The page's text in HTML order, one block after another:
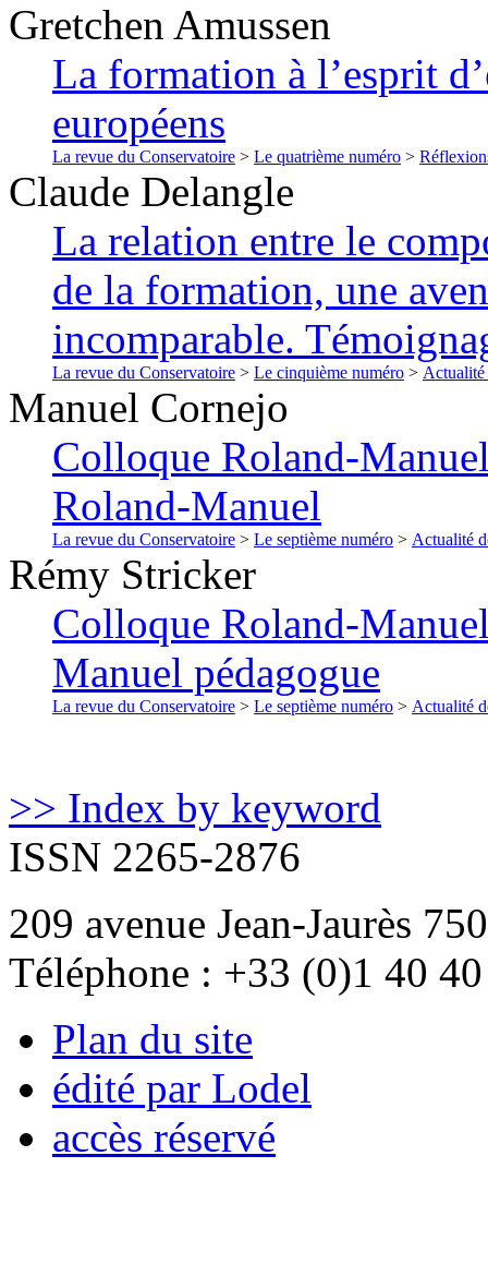
Gretchen Amussen
La formation à l’esprit
européens
La revue du Conservatoire > Le quatrième numéro >
Claude Delangle
La relation entre le
de la formation, une
incomparable.
La revue du Conservatoire > Le cinquième numéro > Actualité
Manuel Cornejo
Colloque Roland-
Roland-Manuel
La revue du Conservatoire > Le septième numéro > Actualité
Rémy Stricker
Colloque Roland-
Manuel pédagogue
La revue du Conservatoire > Le septième numéro > Actualité
>> Index by keyword
ISSN 2265-2876
209 avenue Jean-Jaurès
Téléphone : +33 (0)1 40
Plan du site
édité par Lodel
accès réservé